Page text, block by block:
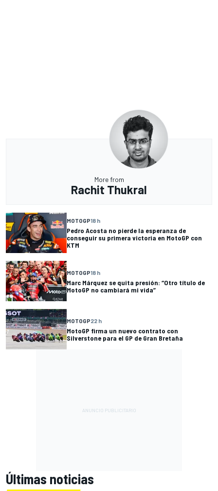
More from
Rachit Thukral
MOTOGP18 h
Pedro Acosta no pierde la esperanza de
conseguir su primera victoria en MotoGP con
KTM
MOTOGP18 h
Marc Márquez se quita presión: “Otro título de
MotoGP no cambiará mi vida”
MOTOGP22 h
MotoGP firma un nuevo contrato con
Silverstone para el GP de Gran Bretaña
Últimas noticias